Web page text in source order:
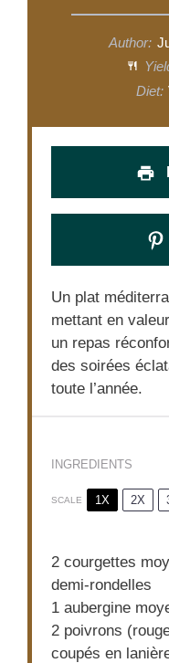
Author:
Diet:
Un plat
mettant en
un repas
des soirées
toute l’année.
INGREDIENTS
SCALE 1X 2X
2 courgettes
demi-rondelles
1 aubergine
2 poivrons
coupés en